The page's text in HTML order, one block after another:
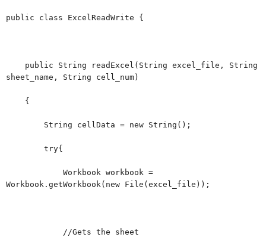
public class ExcelReadWrite {
public String readExcel(String excel_file, String
sheet_name, String cell_num)
{
String cellData = new String();
try{
Workbook workbook =
Workbook.getWorkbook(new File(excel_file));
//Gets the sheet